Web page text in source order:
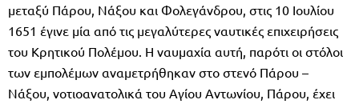
μεταξύ Πάρου, Νάξου και Φολεγάνδρου, στις 10 Ιουλίου
1651 έγινε μία από τις μεγαλύτερες ναυτικές επιχειρήσεις
του Κρητικού Πολέμου. Η ναυμαχία αυτή, παρότι οι στόλοι
των εμπολέμων αναμετρήθηκαν στο στενό Πάρου –
Νάξου, νοτιοανατολικά του Αγίου Αντωνίου, Πάρου, έχει